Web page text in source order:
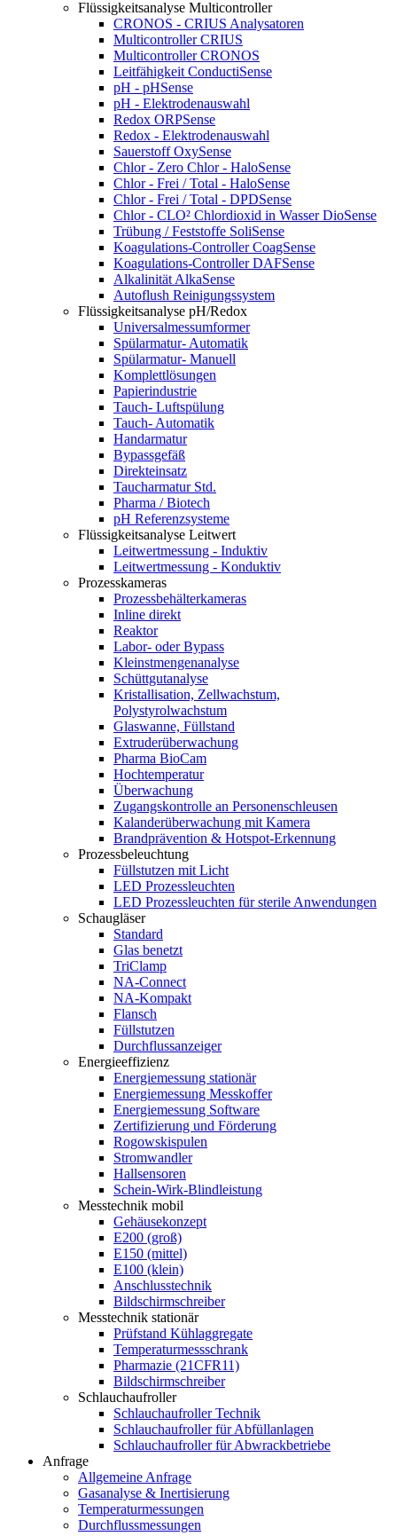
Flüssigkeitsanalyse Multicontroller
CRONOS - CRIUS Analysatoren
Multicontroller CRIUS
Multicontroller CRONOS
Leitfähigkeit ConductiSense
pH - pHSense
pH - Elektrodenauswahl
Redox ORPSense
Redox - Elektrodenauswahl
Sauerstoff OxySense
Chlor - Zero Chlor - HaloSense
Chlor - Frei / Total - HaloSense
Chlor - Frei / Total - DPDSense
Chlor - CLO² Chlordioxid in Wasser DioSense
Trübung / Feststoffe SoliSense
Koagulations-Controller CoagSense
Koagulations-Controller DAFSense
Alkalinität AlkaSense
Autoflush Reinigungssystem
Flüssigkeitsanalyse pH/Redox
Universalmessumformer
Spülarmatur- Automatik
Spülarmatur- Manuell
Komplettlösungen
Papierindustrie
Tauch- Luftspülung
Tauch- Automatik
Handarmatur
Bypassgefäß
Direkteinsatz
Taucharmatur Std.
Pharma / Biotech
pH Referenzsysteme
Flüssigkeitsanalyse Leitwert
Leitwertmessung - Induktiv
Leitwertmessung - Konduktiv
Prozesskameras
Prozessbehälterkameras
Inline direkt
Reaktor
Labor- oder Bypass
Kleinstmengenanalyse
Schüttgutanalyse
Kristallisation, Zellwachstum,
Polystyrolwachstum
Glaswanne, Füllstand
Extruderüberwachung
Pharma BioCam
Hochtemperatur
Überwachung
Zugangskontrolle an Personenschleusen
Kalanderüberwachung mit Kamera
Brandprävention & Hotspot-Erkennung
Prozessbeleuchtung
Füllstutzen mit Licht
LED Prozessleuchten
LED Prozessleuchten für sterile Anwendungen
Schaugläser
Standard
Glas benetzt
TriClamp
NA-Connect
NA-Kompakt
Flansch
Füllstutzen
Durchflussanzeiger
Energieeffizienz
Energiemessung stationär
Energiemessung Messkoffer
Energiemessung Software
Zertifizierung und Förderung
Rogowskispulen
Stromwandler
Hallsensoren
Schein-Wirk-Blindleistung
Messtechnik mobil
Gehäusekonzept
E200 (groß)
E150 (mittel)
E100 (klein)
Anschlusstechnik
Bildschirmschreiber
Messtechnik stationär
Prüfstand Kühlaggregate
Temperaturmessschrank
Pharmazie (21CFR11)
Bildschirmschreiber
Schlauchaufroller
Schlauchaufroller Technik
Schlauchaufroller für Abfüllanlagen
Schlauchaufroller für Abwrackbetriebe
Anfrage
Allgemeine Anfrage
Gasanalyse & Inertisierung
Temperaturmessungen
Durchflussmessungen